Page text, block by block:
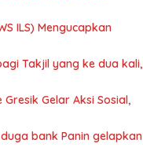
ILS) Mengucapkan
Takjil yang ke dua kali,
Gresik Gelar Aksi Sosial,
bank Panin gelapkan